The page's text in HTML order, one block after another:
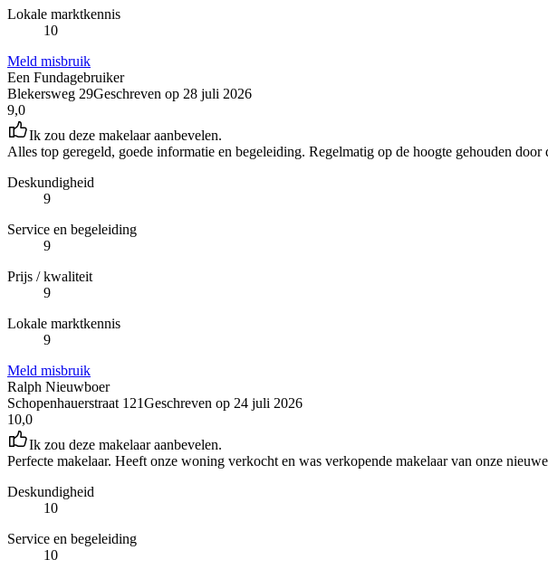
Lokale marktkennis
10
Meld misbruik
Een Fundagebruiker
Blekersweg 29Geschreven op 28 juli 2026
9,0
Ik zou deze makelaar aanbevelen.
Alles top geregeld, goede informatie en begeleiding. Regelmatig op de hoogte gehouden door
Deskundigheid
9
Service en begeleiding
9
Prijs / kwaliteit
9
Lokale marktkennis
9
Meld misbruik
Ralph Nieuwboer
Schopenhauerstraat 121Geschreven op 24 juli 2026
10,0
Ik zou deze makelaar aanbevelen.
Perfecte makelaar. Heeft onze woning verkocht en was verkopende makelaar van onze
Deskundigheid
10
Service en begeleiding
10